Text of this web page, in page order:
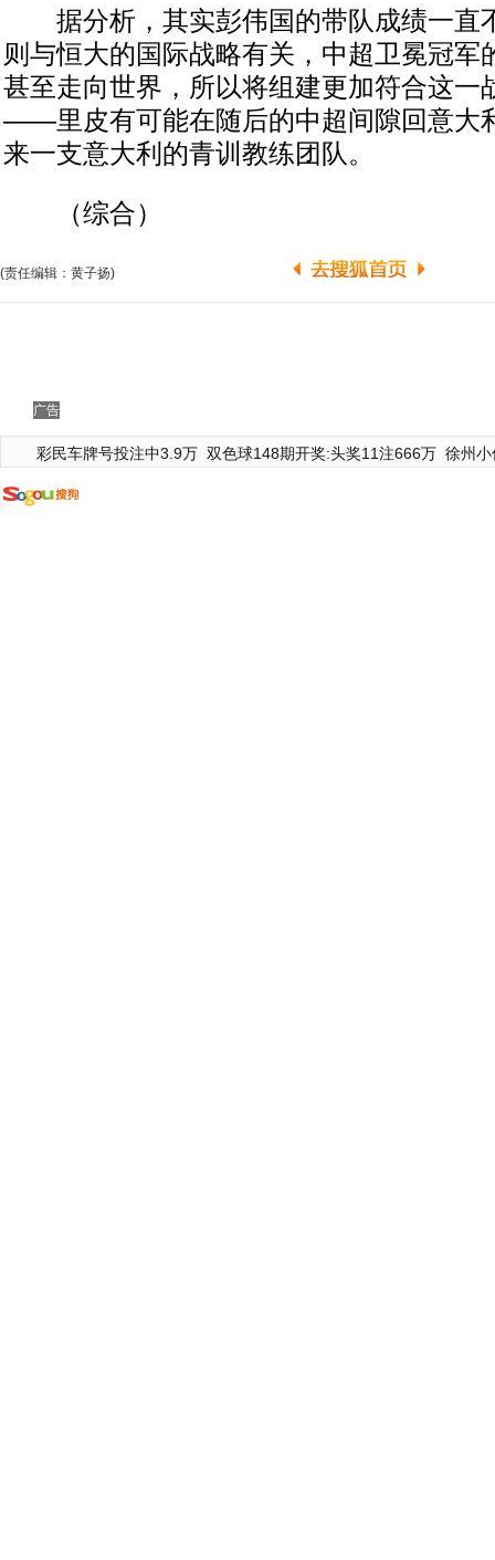
据分析，其实彭伟国的带队成绩一直
则与恒大的国际战略有关，中超卫冕冠军
甚至走向世界，所以将组建更加符合这一
——里皮有可能在随后的中超间隙回意大
来一支意大利的青训教练团队。
（综合）
(责任编辑：黄子扬)
广告
彩民车牌号投注中3.9万 双色球148期开奖:头奖11注666万 徐州